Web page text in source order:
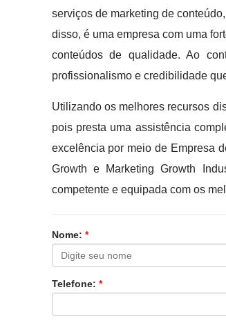
serviços de marketing de
disso, é uma empresa com uma
conteúdos de qualidade. Ao
profissionalismo e credibilidade
Utilizando os melhores recursos
pois presta uma assistência
excelência por meio de Empresa
Growth e Marketing Growth
competente e equipada com os
Nome: *
Telefone: *